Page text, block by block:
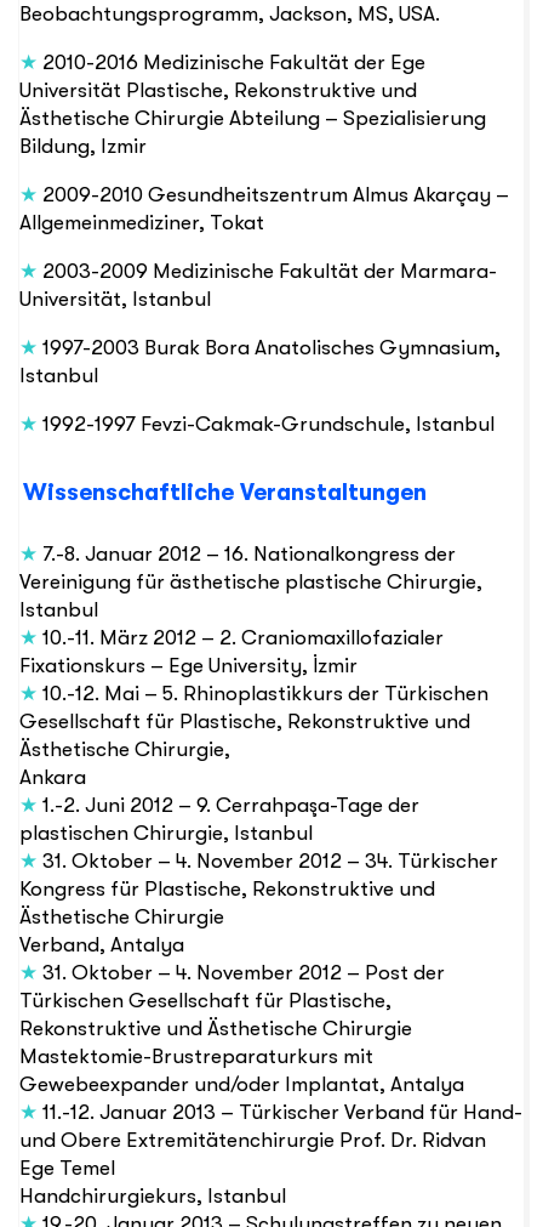
Beobachtungsprogramm, Jackson, MS, USA.
★ 2010-2016 Medizinische Fakultät der Ege
Universität Plastische, Rekonstruktive und
Ästhetische Chirurgie Abteilung – Spezialisierung
Bildung, Izmir
★ 2009-2010 Gesundheitszentrum Almus Akarçay –
Allgemeinmediziner, Tokat
★ 2003-2009 Medizinische Fakultät der Marmara-
Universität, Istanbul
★ 1997-2003 Burak Bora Anatolisches Gymnasium,
Istanbul
★ 1992-1997 Fevzi-Cakmak-Grundschule, Istanbul
Wissenschaftliche Veranstaltungen
★ 7.-8. Januar 2012 – 16. Nationalkongress der
Vereinigung für ästhetische plastische Chirurgie,
Istanbul
★ 10.-11. März 2012 – 2. Craniomaxillofazialer
Fixationskurs – Ege University, İzmir
★ 10.-12. Mai – 5. Rhinoplastikkurs der Türkischen
Gesellschaft für Plastische, Rekonstruktive und
Ästhetische Chirurgie,
Ankara
★ 1.-2. Juni 2012 – 9. Cerrahpaşa-Tage der
plastischen Chirurgie, Istanbul
★ 31. Oktober – 4. November 2012 – 34. Türkischer
Kongress für Plastische, Rekonstruktive und
Ästhetische Chirurgie
Verband, Antalya
★ 31. Oktober – 4. November 2012 – Post der
Türkischen Gesellschaft für Plastische,
Rekonstruktive und Ästhetische Chirurgie
Mastektomie-Brustreparaturkurs mit
Gewebeexpander und/oder Implantat, Antalya
★ 11.-12. Januar 2013 – Türkischer Verband für Hand-
und Obere Extremitätenchirurgie Prof. Dr. Ridvan
Ege Temel
Handchirurgiekurs, Istanbul